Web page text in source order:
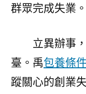
群眾完成失業。
立異辦事，
臺。禹包養條件
蹤關心的創業